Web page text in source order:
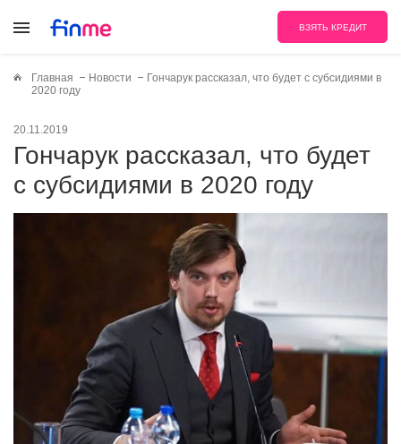
ВЗЯТЬ КРЕДИТ
Главная Новости
Гончарук рассказал, что будет с субсидиями в
2020 году
20.11.2019
Гончарук рассказал, что будет
с субсидиями в 2020 году